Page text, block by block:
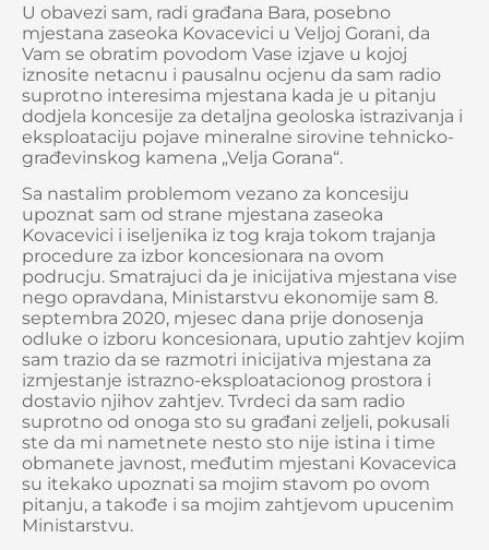
U obavezi sam, radi građana Bara, posebno
mjestana zaseoka Kovacevici u Veljoj Gorani, da
Vam se obratim povodom Vase izjave u kojoj
iznosite netacnu i pausalnu ocjenu da sam radio
suprotno interesima mjestana kada je u pitanju
dodjela koncesije za detaljna geoloska istrazivanja i
eksploataciju pojave mineralne sirovine tehnicko-
građevinskog kamena „Velja Gorana“.
Sa nastalim problemom vezano za koncesiju
upoznat sam od strane mjestana zaseoka
Kovacevici i iseljenika iz tog kraja tokom trajanja
procedure za izbor koncesionara na ovom
podrucju. Smatrajuci da je inicijativa mjestana vise
nego opravdana, Ministarstvu ekonomije sam 8.
septembra 2020, mjesec dana prije donosenja
odluke o izboru koncesionara, uputio zahtjev kojim
sam trazio da se razmotri inicijativa mjestana za
izmjestanje istrazno-eksploatacionog prostora i
dostavio njihov zahtjev. Tvrdeci da sam radio
suprotno od onoga sto su građani zeljeli, pokusali
ste da mi nametnete nesto sto nije istina i time
obmanete javnost, međutim mjestani Kovacevica
su itekako upoznati sa mojim stavom po ovom
pitanju, a takođe i sa mojim zahtjevom upucenim
Ministarstvu.